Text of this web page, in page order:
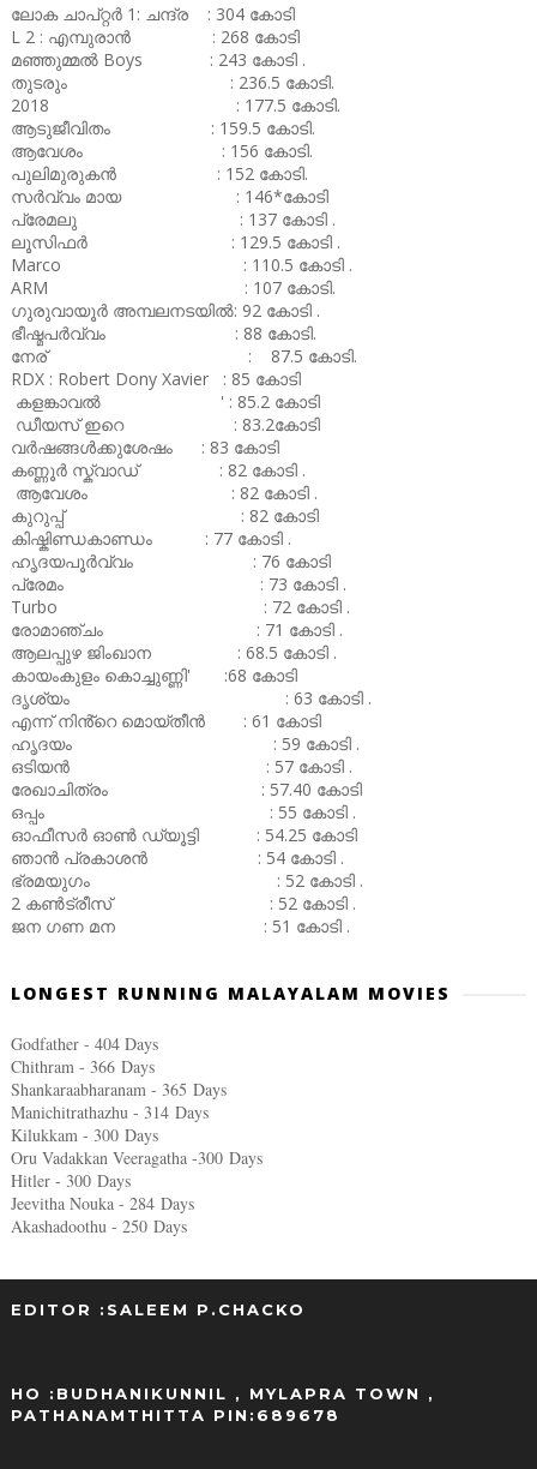
ലോക ചാപ്റ്റർ 1: ചന്ദ്ര : 304 കോടി
L 2 : എമ്പുരാൻ : 268 കോടി
മഞ്ഞുമ്മൽ Boys : 243 കോടി .
തുടരും : 236.5 കോടി.
2018 : 177.5 കോടി.
ആടുജീവിതം : 159.5 കോടി.
ആവേശം : 156 കോടി.
പുലിമുരുകൻ : 152 കോടി.
സർവ്വം മായ : 146*കോടി
പ്രേമലു : 137 കോടി .
ലൂസിഫർ : 129.5 കോടി .
Marco : 110.5 കോടി .
ARM : 107 കോടി.
ഗുരുവായൂർ അമ്പലനടയിൽ: 92 കോടി .
ഭീഷ്മപർവ്വം : 88 കോടി.
നേര് : 87.5 കോടി.
RDX : Robert Dony Xavier : 85 കോടി
കളങ്കാവൽ ' : 85.2 കോടി
ഡീയസ് ഇറെ : 83.2കോടി
വർഷങ്ങൾക്കുശേഷം : 83 കോടി
കണ്ണൂർ സ്ക്വാഡ് : 82 കോടി .
ആവേശം : 82 കോടി .
കുറുപ്പ് : 82 കോടി
കിഷ്കിണ്ഡകാണ്ഡം : 77 കോടി .
ഹൃദയപൂർവ്വം : 76 കോടി
പ്രേമം : 73 കോടി .
Turbo : 72 കോടി .
രോമാഞ്ചം : 71 കോടി .
ആലപ്പുഴ ജിംഖാന : 68.5 കോടി .
കായംകുളം കൊച്ചുണ്ണി' :68 കോടി
ദൃശ്യം : 63 കോടി .
എന്ന് നിൻ്റെ മൊയ്തീൻ : 61 കോടി
ഹൃദയം : 59 കോടി .
ഒടിയൻ : 57 കോടി .
രേഖാചിത്രം : 57.40 കോടി
ഒപ്പം : 55 കോടി .
ഓഫീസർ ഓൺ ഡ്യൂട്ടി : 54.25 കോടി
ഞാൻ പ്രകാശൻ : 54 കോടി .
ഭ്രമയുഗം : 52 കോടി .
2 കൺട്രീസ് : 52 കോടി .
ജന ഗണ മന : 51 കോടി .
LONGEST RUNNING MALAYALAM MOVIES
Godfather - 404 Days
Chithram - 366 Days
Shankaraabharanam - 365 Days
Manichitrathazhu - 314 Days
Kilukkam - 300 Days
Oru Vadakkan Veeragatha -300 Days
Hitler - 300 Days
Jeevitha Nouka - 284 Days
Akashadoothu - 250 Days
EDITOR :SALEEM P.CHACKO
HO :BUDHANIKUNNIL , MYLAPRA TOWN ,
PATHANAMTHITTA PIN:689678